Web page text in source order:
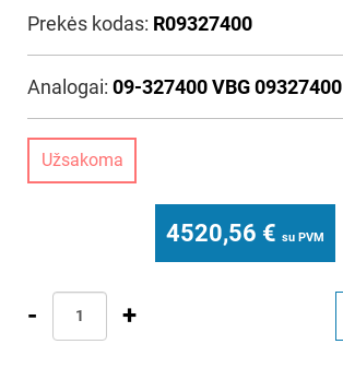
Prekės kodas: R09327400
Analogai: 09-327400 VBG 09327400
Užsakoma
4520,56 € su PVM
- +